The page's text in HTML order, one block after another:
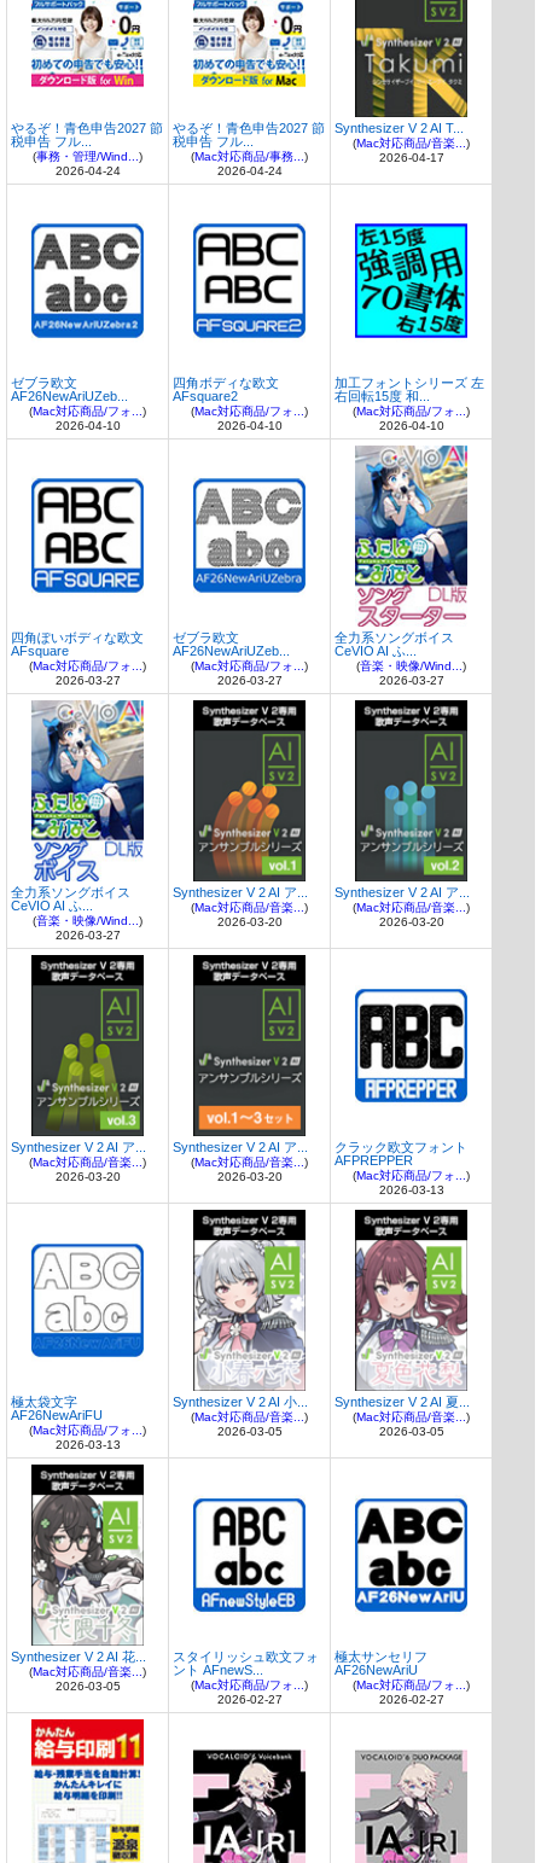
やるぞ！青色申告2027 節
税申告 フル...
(事務・管理/Wind... )
2026-04-24
やるぞ！青色申告2027 節
税申告 フル...
(Mac対応商品/事務... )
2026-04-24
Synthesizer V 2 AI T...
(Mac対応商品/音楽... )
2026-04-17
ゼブラ欧文
AF26NewAriUZeb...
(Mac対応商品/フォ... )
2026-04-10
四角ボディな欧文
AFsquare2
(Mac対応商品/フォ... )
2026-04-10
加工フォントシリーズ 左
右回転15度 和...
(Mac対応商品/フォ... )
2026-04-10
四角ぽいボディな欧文
AFsquare
(Mac対応商品/フォ... )
2026-03-27
ゼブラ欧文
AF26NewAriUZeb...
(Mac対応商品/フォ... )
2026-03-27
全力系ソングボイス
CeVIO AI ふ...
(音楽・映像/Wind... )
2026-03-27
全力系ソングボイス
CeVIO AI ふ...
(音楽・映像/Wind... )
2026-03-27
Synthesizer V 2 AI ア...
(Mac対応商品/音楽... )
2026-03-20
Synthesizer V 2 AI ア...
(Mac対応商品/音楽... )
2026-03-20
Synthesizer V 2 AI ア...
(Mac対応商品/音楽... )
2026-03-20
Synthesizer V 2 AI ア...
(Mac対応商品/音楽... )
2026-03-20
クラック欧文フォント
AFPREPPER
(Mac対応商品/フォ... )
2026-03-13
極太袋文字
AF26NewAriFU
(Mac対応商品/フォ... )
2026-03-13
Synthesizer V 2 AI 小...
(Mac対応商品/音楽... )
2026-03-05
Synthesizer V 2 AI 夏...
(Mac対応商品/音楽... )
2026-03-05
Synthesizer V 2 AI 花...
(Mac対応商品/音楽... )
2026-03-05
スタイリッシュ欧文フォ
ント AFnewS...
(Mac対応商品/フォ... )
2026-02-27
極太サンセリフ
AF26NewAriU
(Mac対応商品/フォ... )
2026-02-27